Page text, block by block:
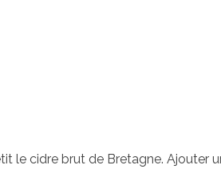
cidre brut de Bretagne. Ajouter